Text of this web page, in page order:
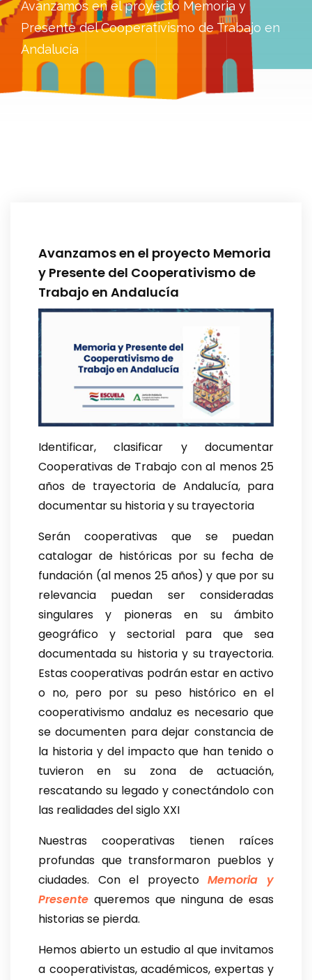
Avanzamos en el proyecto Memoria y
Presente del Cooperativismo de Trabajo en
Andalucía
Avanzamos en el proyecto Memoria
y Presente del Cooperativismo de
Trabajo en Andalucía
Identificar, clasificar y documentar
Cooperativas de Trabajo con al menos 25
años de trayectoria de Andalucía, para
documentar su historia y su trayectoria
Serán cooperativas que se puedan
catalogar de históricas por su fecha de
fundación (al menos 25 años) y que por su
relevancia puedan ser consideradas
singulares y pioneras en su ámbito
geográfico y sectorial para que sea
documentada su historia y su trayectoria.
Estas cooperativas podrán estar en activo
o no, pero por su peso histórico en el
cooperativismo andaluz es necesario que
se documenten para dejar constancia de
la historia y del impacto que han tenido o
tuvieron en su zona de actuación,
rescatando su legado y conectándolo con
las realidades del siglo XXI
Nuestras cooperativas tienen raíces
profundas que transformaron pueblos y
ciudades. Con el proyectoMemoria y
Presente queremos que ninguna de esas
historias se pierda.
Hemos abierto un estudio al que invitamos
a cooperativistas, académicos, expertas y